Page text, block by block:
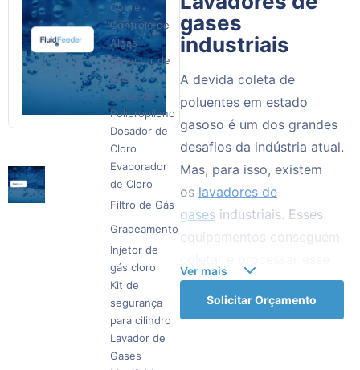
Cobre
Controle de
Algas
Detector de
Gás
Dique de
Polipropileno
Dosador de
Cloro
Evaporador
de Cloro
Filtro de Gás
Gradeamento
Injetor de
gás cloro
Kit de
segurança
para cilindro
Lavador de
Gases
gases
industriais
A devida coleta de
poluentes em estado
gasoso é um dos grandes
desafios da indústria atual.
Mas, para isso, existem
os lavadores de
gases industriais. Esses
equipamentos conseguem
tipo de substância de forma
eficiente, visando a correta
Ver mais
Solicitar Orçamento